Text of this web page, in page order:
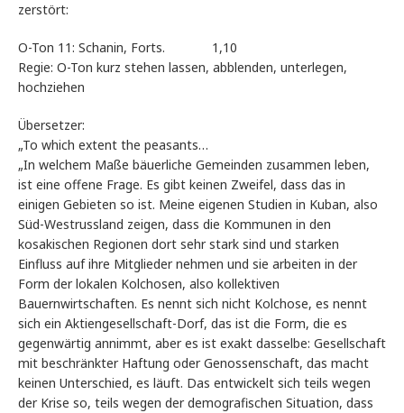
zerstört:
O-Ton 11: Schanin, Forts. 1,10
Regie: O-Ton kurz stehen lassen, abblenden, unterlegen,
hochziehen
Übersetzer:
„To which extent the peasants…
„In welchem Maße bäuerliche Gemeinden zusammen leben,
ist eine offene Frage. Es gibt keinen Zweifel, dass das in
einigen Gebieten so ist. Meine eigenen Studien in Kuban, also
Süd-Westrussland zeigen, dass die Kommunen in den
kosakischen Regionen dort sehr stark sind und starken
Einfluss auf ihre Mitglieder nehmen und sie arbeiten in der
Form der lokalen Kolchosen, also kollektiven
Bauernwirtschaften. Es nennt sich nicht Kolchose, es nennt
sich ein Aktiengesellschaft-Dorf, das ist die Form, die es
gegenwärtig annimmt, aber es ist exakt dasselbe: Gesellschaft
mit beschränkter Haftung oder Genossenschaft, das macht
keinen Unterschied, es läuft. Das entwickelt sich teils wegen
der Krise so, teils wegen der demografischen Situation, dass